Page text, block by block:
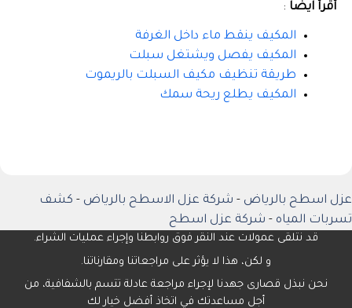
أقرأ ايضا :
المكيف ينقط ماء داخل الغرفة
المكيف يفصل ويشتغل سبلت
طريقة تنظيف مكيف السبلت بالريموت
المكيف يطلع ريحة سمك
عزل اسطح بالرياض - شركة عزل الاسطح بالرياض - كشف
تسربات المياه - شركة عزل اسطح
قد نتلقى عمولات عند النقر فوق روابطنا وإجراء عمليات الشراء.
و لكن، هذا لا يؤثر على مراجعاتنا ومقارناتنا.
نحن نبذل قصارى جهدنا لإجراء مراجعة عادلة تتسم بالشفافية، من
أجل مساعدتك في اتخاذ أفضل خيار لك